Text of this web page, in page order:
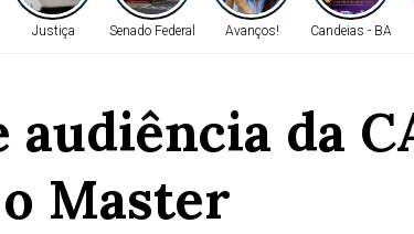
Justiça Senado Federal Avanços! Candeias - BA
da
Master